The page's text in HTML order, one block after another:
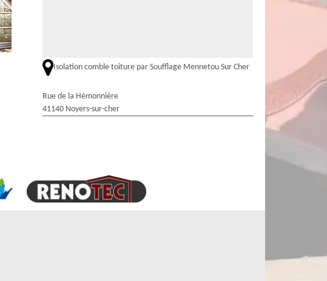
de
Isolation comble toiture par Soufflage Mennetou Sur Cher
Rue de la Hémonnière
41140 Noyers-sur-cher